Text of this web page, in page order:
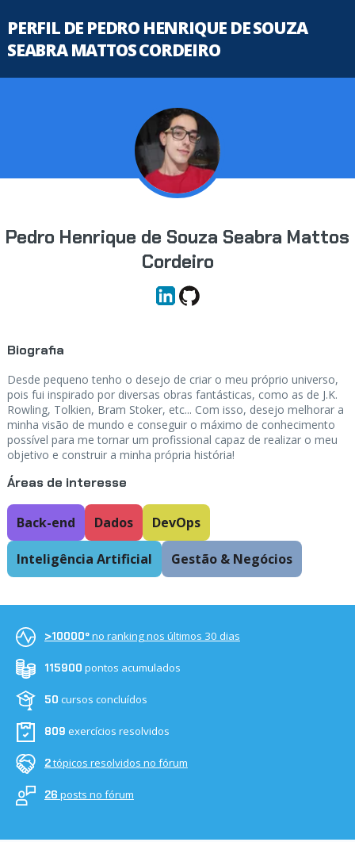
PERFIL DE PEDRO HENRIQUE DE SOUZA
SEABRA MATTOS CORDEIRO
Pedro Henrique de Souza Seabra Mattos
Cordeiro
Biografia
Desde pequeno tenho o desejo de criar o meu próprio universo,
pois fui inspirado por diversas obras fantásticas, como as de J.K.
Rowling, Tolkien, Bram Stoker, etc... Com isso, desejo melhorar a
minha visão de mundo e conseguir o máximo de conhecimento
possível para me tornar um profissional capaz de realizar o meu
objetivo e construir a minha própria história!
Áreas de interesse
Back-end Dados DevOps
Inteligência Artificial Gestão & Negócios
>10000ºno ranking nos últimos 30 dias
115900 pontos acumulados
50 cursos concluídos
809 exercícios resolvidos
2tópicos resolvidos no fórum
26 posts no fórum